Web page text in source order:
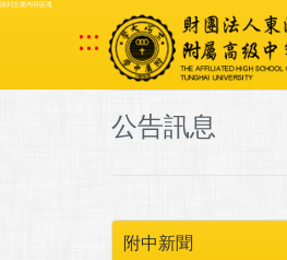
跳到主要內容區塊
:::
公告訊息
附中新聞